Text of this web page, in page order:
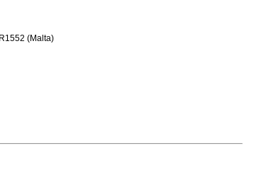
(Malta)